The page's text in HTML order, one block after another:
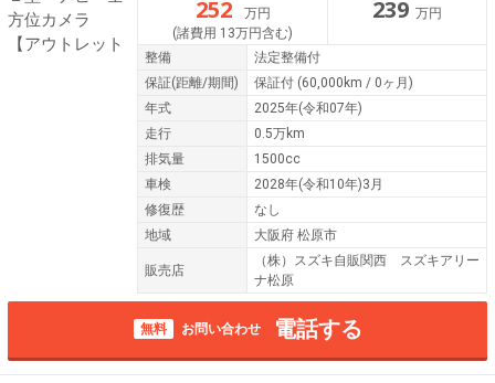
252
万円
(諸費用 13万円含む)
239 万円
整備
法定整備付
保証(距離/期間) 保証付 (60,000km / 0ヶ月)
年式
2025年(令和07年)
走行
0.5万km
排気量
1500cc
車検
2028年(令和10年)3月
修復歴
なし
地域
大阪府 松原市
販売店
（株）スズキ自販関西 スズキアリー
ナ松原
無料 お問い合わせ 電話する